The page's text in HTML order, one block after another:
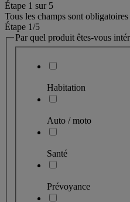
Étape 1 sur 5
Tous les champs sont obligatoires
Étape 1/5
Par quel produit êtes-vous
Habitation
Auto / moto
Santé
Prévoyance